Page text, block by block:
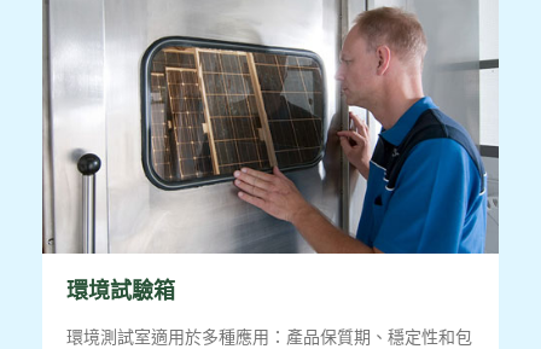
環境試驗箱
環境測試室適用於多種應用：產品保質期、穩定性和包